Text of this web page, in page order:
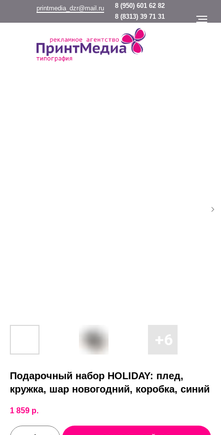
8 (950) 601 62 82
printmedia_dzr@mail.ru
8 (8313) 39 71 31
Подарочный набор HOLIDAY: плед,
кружка, шар новогодний, коробка, синий
1 859 р.